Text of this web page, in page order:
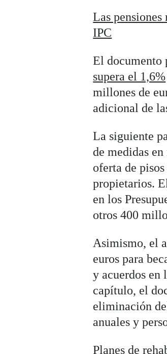
Las
IPC
El documento
supera el 1,6%
millones de
adicional de
La siguiente
de medidas
oferta de
propietarios.
en los
otros 400
Asimismo, el
euros para
y acuerdos en
capítulo, el
eliminación
anuales y
Planes de